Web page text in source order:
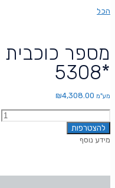
הכל
*5308
₪4,308.00 מע"מ
להצטרפות
מידע נוסף